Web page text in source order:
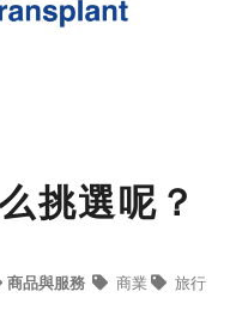
挑選呢？
商品與服務 商業 旅行